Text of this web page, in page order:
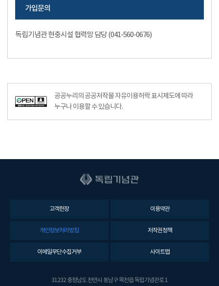
가입문의
독립기념관 현충시설 협력망 담당 (041-560-0676)
공공누리공공저작물자유이용허락–출처표시이미지
공공누리의 공공저작물 자유이용허락 표시제도에 따라
누구나 이용할 수 있습니다.
고객헌장 이용약관
개인정보처리방침 저작권정책
이메일무단수집거부 사이트맵
31232 충청남도 천안시 동남구 목천읍 독립기념관로 1